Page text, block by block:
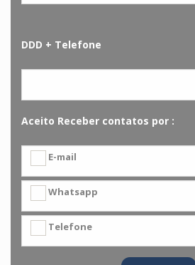
DDD + Telefone
Aceito Receber contatos por :
E-mail
Whatsapp
Telefone